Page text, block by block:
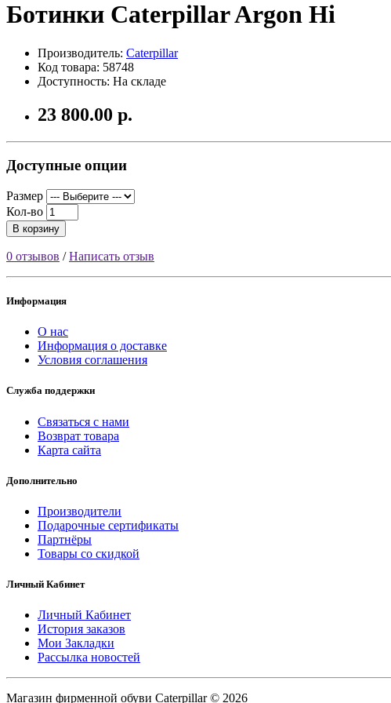
Ботинки Caterpillar Argon Hi
Производитель: Caterpillar
Код товара: 58748
Доступность: На складе
23 800.00 р.
Доступные опции
Размер
Кол-во
В корзину
0 отзывов /Написать отзыв
Информация
О нас
Информация о доставке
Условия соглашения
Служба поддержки
Связаться с нами
Возврат товара
Карта сайта
Дополнительно
Производители
Подарочные сертификаты
Партнёры
Товары со скидкой
Личный Кабинет
Личный Кабинет
История заказов
Мои Закладки
Рассылка новостей
Магазин фирменной обуви Caterpillar © 2026